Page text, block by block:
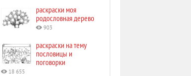
раскраски моя
родословная дерево
903
раскраски на тему
пословицы и
поговорки
18 655